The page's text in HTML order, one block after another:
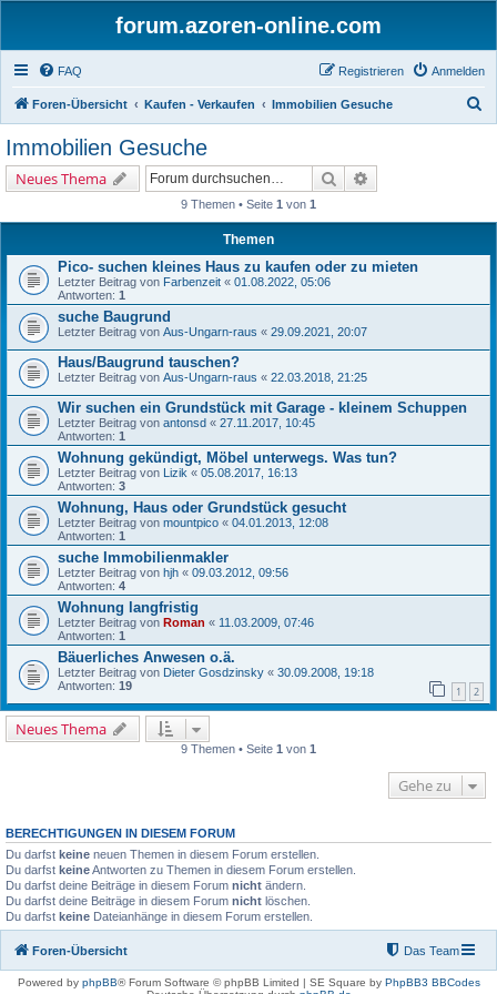
forum.azoren-online.com
FAQ Anmelden
Registrieren
Foren-Übersicht Kaufen - Verkaufen Immobilien Gesuche
Immobilien Gesuche
Neues Thema Suche
9 Themen • Seite 1 von 1
Themen
Pico- suchen kleines Haus zu kaufen oder zu mieten
Letzter Beitrag von Farbenzeit « 01.08.2022, 05:06
Antworten: 1
suche Baugrund
Letzter Beitrag von Aus-Ungarn-raus « 29.09.2021, 20:07
Haus/Baugrund tauschen?
Letzter Beitrag von Aus-Ungarn-raus « 22.03.2018, 21:25
Wir suchen ein Grundstück mit Garage - kleinem Schuppen
Letzter Beitrag von antonsd « 27.11.2017, 10:45
Antworten: 1
Wohnung gekündigt, Möbel unterwegs. Was tun?
Letzter Beitrag von Lizik « 05.08.2017, 16:13
Antworten: 3
Wohnung, Haus oder Grundstück gesucht
Letzter Beitrag von mountpico « 04.01.2013, 12:08
Antworten: 1
suche Immobilienmakler
Letzter Beitrag von hjh « 09.03.2012, 09:56
Antworten: 4
Wohnung langfristig
Letzter Beitrag von Roman « 11.03.2009, 07:46
Antworten: 1
Bäuerliches Anwesen o.ä.
Letzter Beitrag von Dieter Gosdzinsky « 30.09.2008, 19:18
Antworten: 19 1 2
Neues Thema
9 Themen • Seite 1 von 1
Gehe zu
BERECHTIGUNGEN IN DIESEM FORUM
Du darfst keine neuen Themen in diesem Forum erstellen.
Du darfst keineAntworten zu Themen in diesem Forum erstellen.
Du darfst deine Beiträge in diesem Forum nicht ändern.
Du darfst deine Beiträge in diesem Forum nicht löschen.
Du darfst keine Dateianhänge in diesem Forum erstellen.
Foren-Übersicht Das Team
Powered by phpBB® Forum Software © phpBB Limited | SE Square by PhpBB3 BBCodes